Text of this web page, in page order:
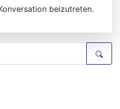
beizutreten.